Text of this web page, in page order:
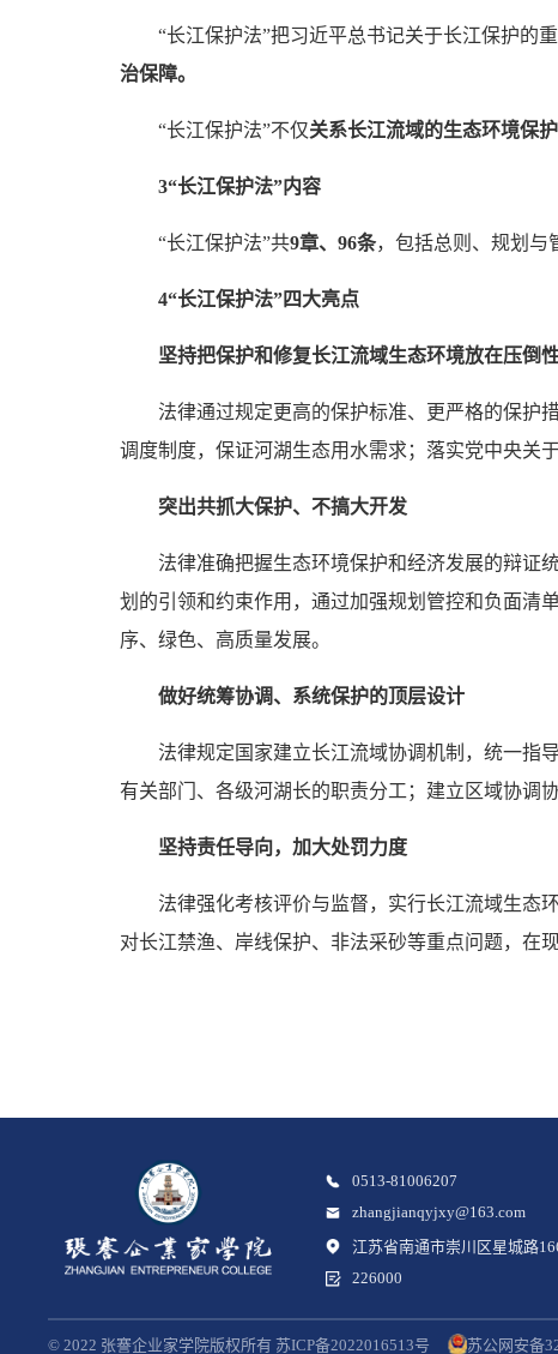
“长江保护法”把习近平总书记关于长江保护的
治保障。
“长江保护法”不仅关系长江流域的生态环境保护
3“长江保护法”内容
“长江保护法”共9章、96条，包括总则、规划与
4“长江保护法”四大亮点
坚持把保护和修复长江流域生态环境放在压倒
法律通过规定更高的保护标准、更严格的保护
调度制度，保证河湖生态用水需求；落实党中央关
突出共抓大保护、不搞大开发
法律准确把握生态环境保护和经济发展的辩证
划的引领和约束作用，通过加强规划管控和负面清
序、绿色、高质量发展。
做好统筹协调、系统保护的顶层设计
法律规定国家建立长江流域协调机制，统一指
有关部门、各级河湖长的职责分工；建立区域协调
坚持责任导向，加大处罚力度
法律强化考核评价与监督，实行长江流域生态
对长江禁渔、岸线保护、非法采砂等重点问题，在
0513-81006207
zhangjianqyjxy@163.com
江苏省南通市崇川区星城路
226000
© 2022 张謇企业家学院版权所有 苏ICP备2022016513号 苏公网安备